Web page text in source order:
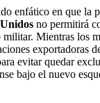
enfático en que la
no permitirá
Mientras los
exportadoras
evitar quedar
bajo el nuevo